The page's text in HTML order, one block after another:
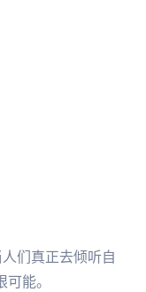
们真正去倾听自
能。